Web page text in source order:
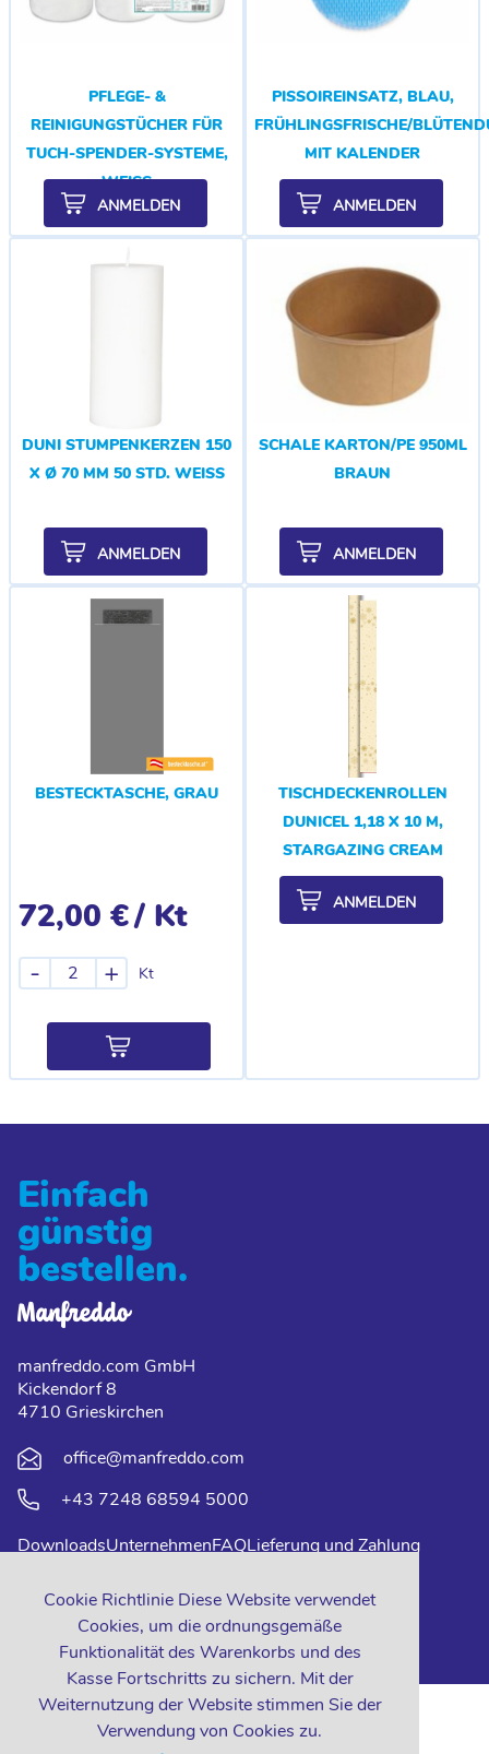
Cookie Richtlinie Diese Website verwendet
Cookies, um die ordnungsgemäße
Funktionalität des Warenkorbs und des
Kasse Fortschritts zu sichern. Mit der
Weiternutzung der Website stimmen Sie der
Verwendung von Cookies zu.
PFLEGE- &
REINIGUNGSTÜCHER FÜR
TUCH-SPENDER-SYSTEME,
WEISS
ANMELDEN
PISSOIREINSATZ, BLAU,
FRÜHLINGSFRISCHE/
MIT KALENDER
ANMELDEN
DUNI STUMPENKERZEN 150
X Ø 70 MM 50 STD. WEISS
ANMELDEN
SCHALE KARTON/PE 950ML
BRAUN
ANMELDEN
BESTECKTASCHE, GRAU
72,00 €/ Kt
Kt
- +
TISCHDECKENROLLEN
DUNICEL 1,18 X 10 M,
STARGAZING CREAM
ANMELDEN
Einfach
günstig
bestellen.
manfreddo.com GmbH
Kickendorf 8
4710 Grieskirchen
office@manfreddo.com
+43 7248 68594 5000
DownloadsUnternehmenFAQLieferung und Zahlung